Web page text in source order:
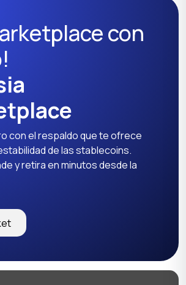
con
con el respaldo que te ofrece
de las stablecoins.
y retira en minutos desde la